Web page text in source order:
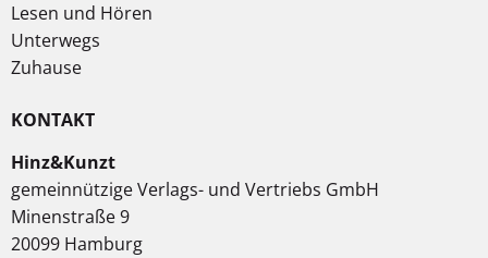
Lesen und Hören
Unterwegs
Zuhause
KONTAKT
Hinz&Kunzt
gemeinnützige Verlags- und Vertriebs GmbH
Minenstraße 9
20099 Hamburg